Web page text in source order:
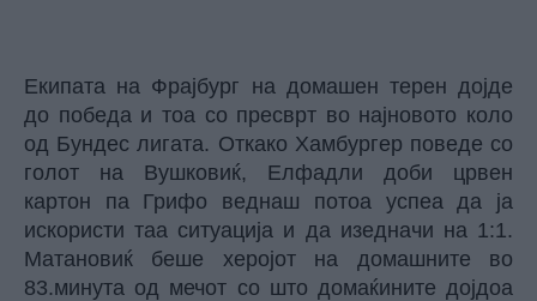
Екипата на Фрајбург на домашен терен дојде
до победа и тоа со пресврт во најновото коло
од Бундес лигата. Откако Хамбургер поведе со
голот на Вушковиќ, Елфадли доби црвен
картон па Грифо веднаш потоа успеа да ја
искористи таа ситуација и да изедначи на 1:1.
Матановиќ беше херојот на домашните во
83.минута од мечот со што домаќините дојдоа